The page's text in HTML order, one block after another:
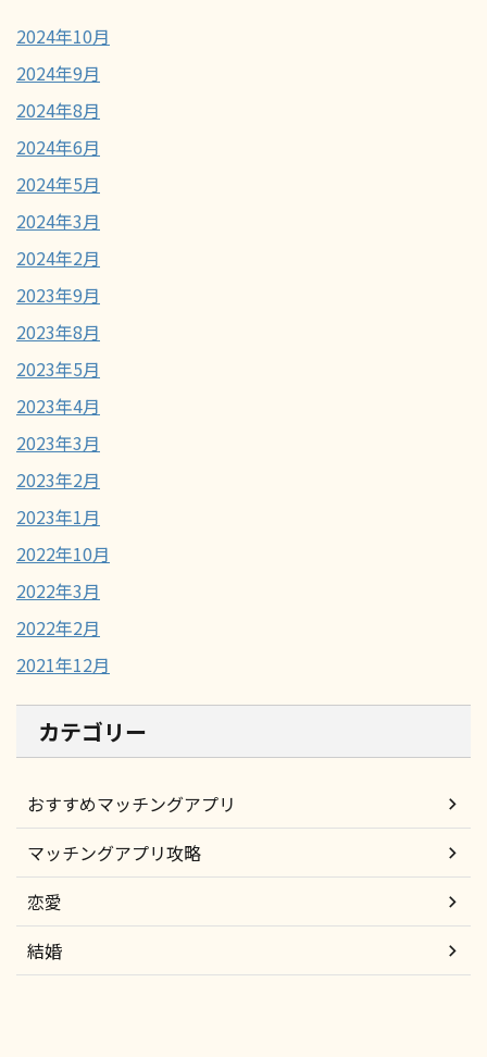
2024年10月
2024年9月
2024年8月
2024年6月
2024年5月
2024年3月
2024年2月
2023年9月
2023年8月
2023年5月
2023年4月
2023年3月
2023年2月
2023年1月
2022年10月
2022年3月
2022年2月
2021年12月
カテゴリー
おすすめマッチングアプリ
マッチングアプリ攻略
恋愛
結婚